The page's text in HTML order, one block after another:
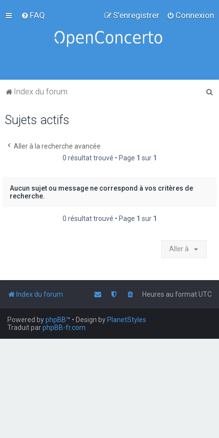
FAQ Connexion
S’enregistrer
Index du forum
Sujets actifs
Aller à la recherche avancée
0 résultat trouvé • Page 1 sur 1
Aucun sujet ou message ne correspond à vos critères de
recherche.
0 résultat trouvé • Page 1 sur 1
Aller à
Index du forum Heures au formatUTC
Powered byphpBB™ • Design by PlanetStyles
Traduit parphpBB-fr.com